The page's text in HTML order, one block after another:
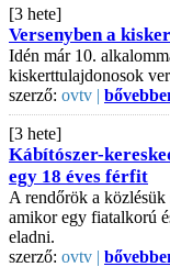
[3 hete]
Versenyben a
Idén már 10.
kiskerttulajdonosok
szerző: ovtv |
[3 hete]
Kábítószer-
egy 18 éves férfit
A rendőrök a közlésük
amikor egy fiatalkorú
eladni.
szerző: ovtv |